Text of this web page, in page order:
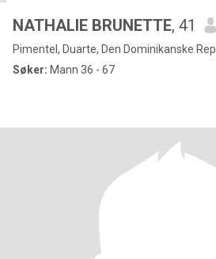
NATHALIE BRUNETTE, 41
Pimentel, Duarte, Den Dominikanske Rep.
Søker: Mann 36 - 67